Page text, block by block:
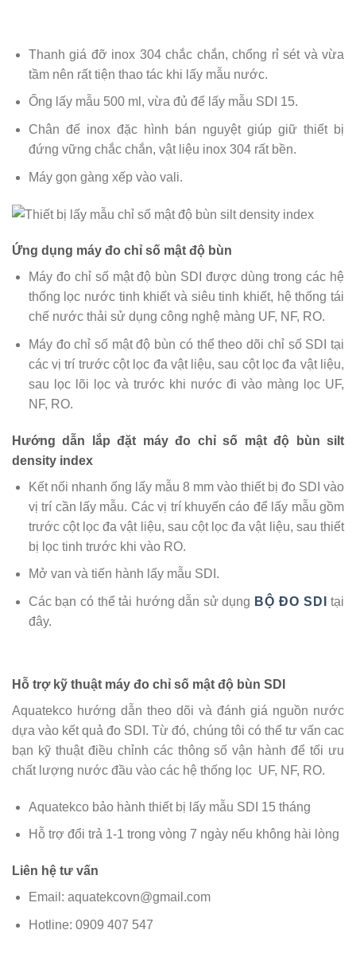
Thanh giá đỡ inox 304 chắc chắn, chổng rỉ sét và vừa
tầm nên rất tiện thao tác khi lấy mẫu nước.
Ống lấy mẫu 500 ml, vừa đủ để lấy mẫu SDI 15.
Chân đế inox đặc hình bán nguyệt giúp giữ thiết bị
đứng vững chắc chắn, vật liệu inox 304 rất bền.
Máy gọn gàng xếp vào vali.
Ứng dụng máy đo chỉ số mật độ bùn
Máy đo chỉ số mật độ bùn SDI được dùng trong các hệ
thống lọc nước tinh khiết và siêu tinh khiết, hệ thống tái
chế nước thải sử dụng công nghệ màng UF, NF, RO.
Máy đo chỉ số mật độ bùn có thể theo dõi chỉ số SDI tại
các vị trí trước cột lọc đa vật liệu, sau cột lọc đa vật liệu,
sau lọc lõi lọc và trước khi nước đi vào màng lọc UF,
NF, RO.
Hướng dẫn lắp đặt máy đo chỉ số mật độ bùn silt
density index
Kết nối nhanh ống lấy mẫu 8 mm vào thiết bị đo SDI vào
vị trí cần lấy mẫu. Các vị trí khuyến cáo để lấy mẫu gồm
trước cột lọc đa vật liệu, sau cột lọc đa vật liệu, sau thiết
bị lọc tinh trước khi vào RO.
Mở van và tiến hành lấy mẫu SDI.
Các bạn có thể tải hướng dẫn sử dụng BỘ ĐO SDI
tại
đây.
Hỗ trợ kỹ thuật máy đo chỉ số mật độ bùn SDI
Aquatekco hướng dẫn theo dõi và đánh giá nguồn nước
dựa vào kết quả đo SDI. Từ đó, chúng tôi có thể tư vấn cac
bạn kỹ thuật điều chỉnh các thông số vận hành để tối ưu
chất lượng nước đầu vào các hệ thống lọc UF, NF, RO.
Aquatekco bảo hành thiết bị lấy mẫu SDI 15 tháng
Hỗ trợ đổi trả 1-1 trong vòng 7 ngày nếu không hài lòng
Liên hệ tư vấn
Email: aquatekcovn@gmail.com
Hotline: 0909 407 547